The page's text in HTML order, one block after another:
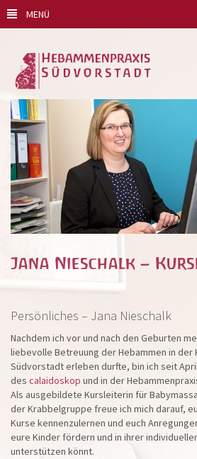
MENÜ
Jana Nieschalk –
Persönliches – Jana Nieschalk
Nachdem ich vor und nach den Geburten
liebevolle Betreuung der Hebammen in der
Südvorstadt erleben durfte, bin ich seit
des calaidoskop und in der
Als ausgebildete Kursleiterin für
der Krabbelgruppe freue ich mich darauf,
Kurse kennenzulernen und euch
eure Kinder fördern und in ihrer
unterstützen könnt.